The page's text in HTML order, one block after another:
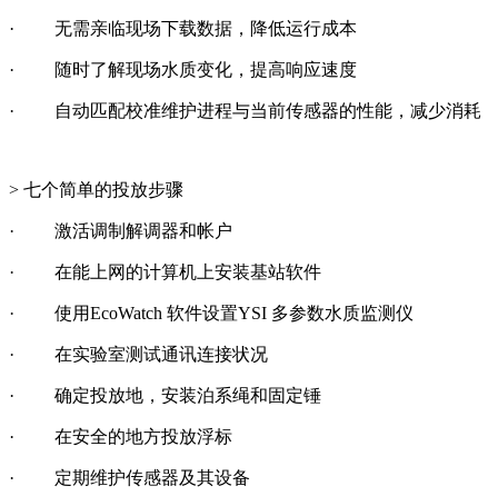
· 无需亲临现场下载数据，降低运行成本
· 随时了解现场水质变化，提高响应速度
· 自动匹配校准维护进程与当前传感器的性能，减少消耗
> 七个简单的投放步骤
· 激活调制解调器和帐户
· 在能上网的计算机上安装基站软件
· 使用EcoWatch 软件设置YSI 多参数水质监测仪
· 在实验室测试通讯连接状况
· 确定投放地，安装泊系绳和固定锤
· 在安全的地方投放浮标
· 定期维护传感器及其设备